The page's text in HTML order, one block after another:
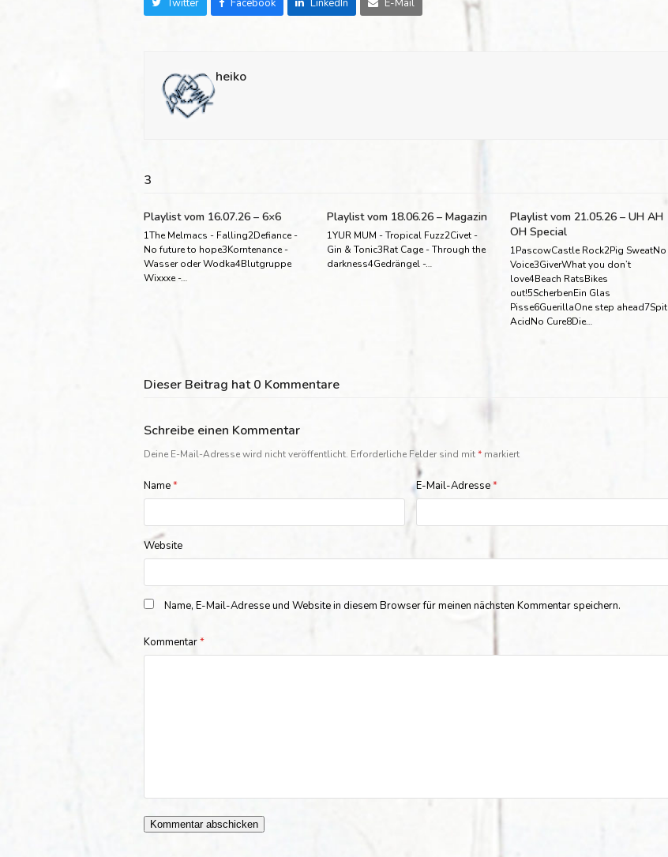
heiko
3
Playlist vom 16.07.26 – 6×6
1The Melmacs - Falling2Defiance -
No future to hope3Korntenance -
Wasser oder Wodka4Blutgruppe
Wixxxe -…
Playlist vom 18.06.26 – Magazin
1YUR MUM - Tropical Fuzz2Civet -
Gin & Tonic3Rat Cage - Through the
darkness4Gedrängel -…
Playlist vom 21.05.26 – UH AH
OH Special
1PascowCastle Rock2Pig SweatNo
Voice3GiverWhat you don’t
love4Beach RatsBikes
out!5ScherbenEin Glas
Pisse6GuerillaOne step ahead7Spit
AcidNo Cure8Die…
Dieser Beitrag hat 0 Kommentare
Schreibe einen Kommentar
Deine E-Mail-Adresse wird nicht veröffentlicht. Erforderliche Felder sind mit* markiert
Name* E-Mail-Adresse*
Website
Name, E-Mail-Adresse und Website in diesem Browser für meinen nächsten Kommentar speichern.
Kommentar*